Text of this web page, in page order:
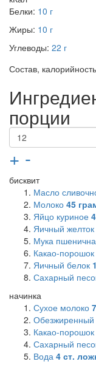
Белки: 10 г
Жиры: 10 г
Углеводы: 22 г
Состав,
порции
+ -
бисквит
Масло
Молоко 45
Яйцо куриное
Яичный желток
Мука
Какао-порошок
Яичный белок
Сахарный
начинка
Сухое молоко
Обезжиренный
Какао-порошок
Сахарный
Вода 4 ст.